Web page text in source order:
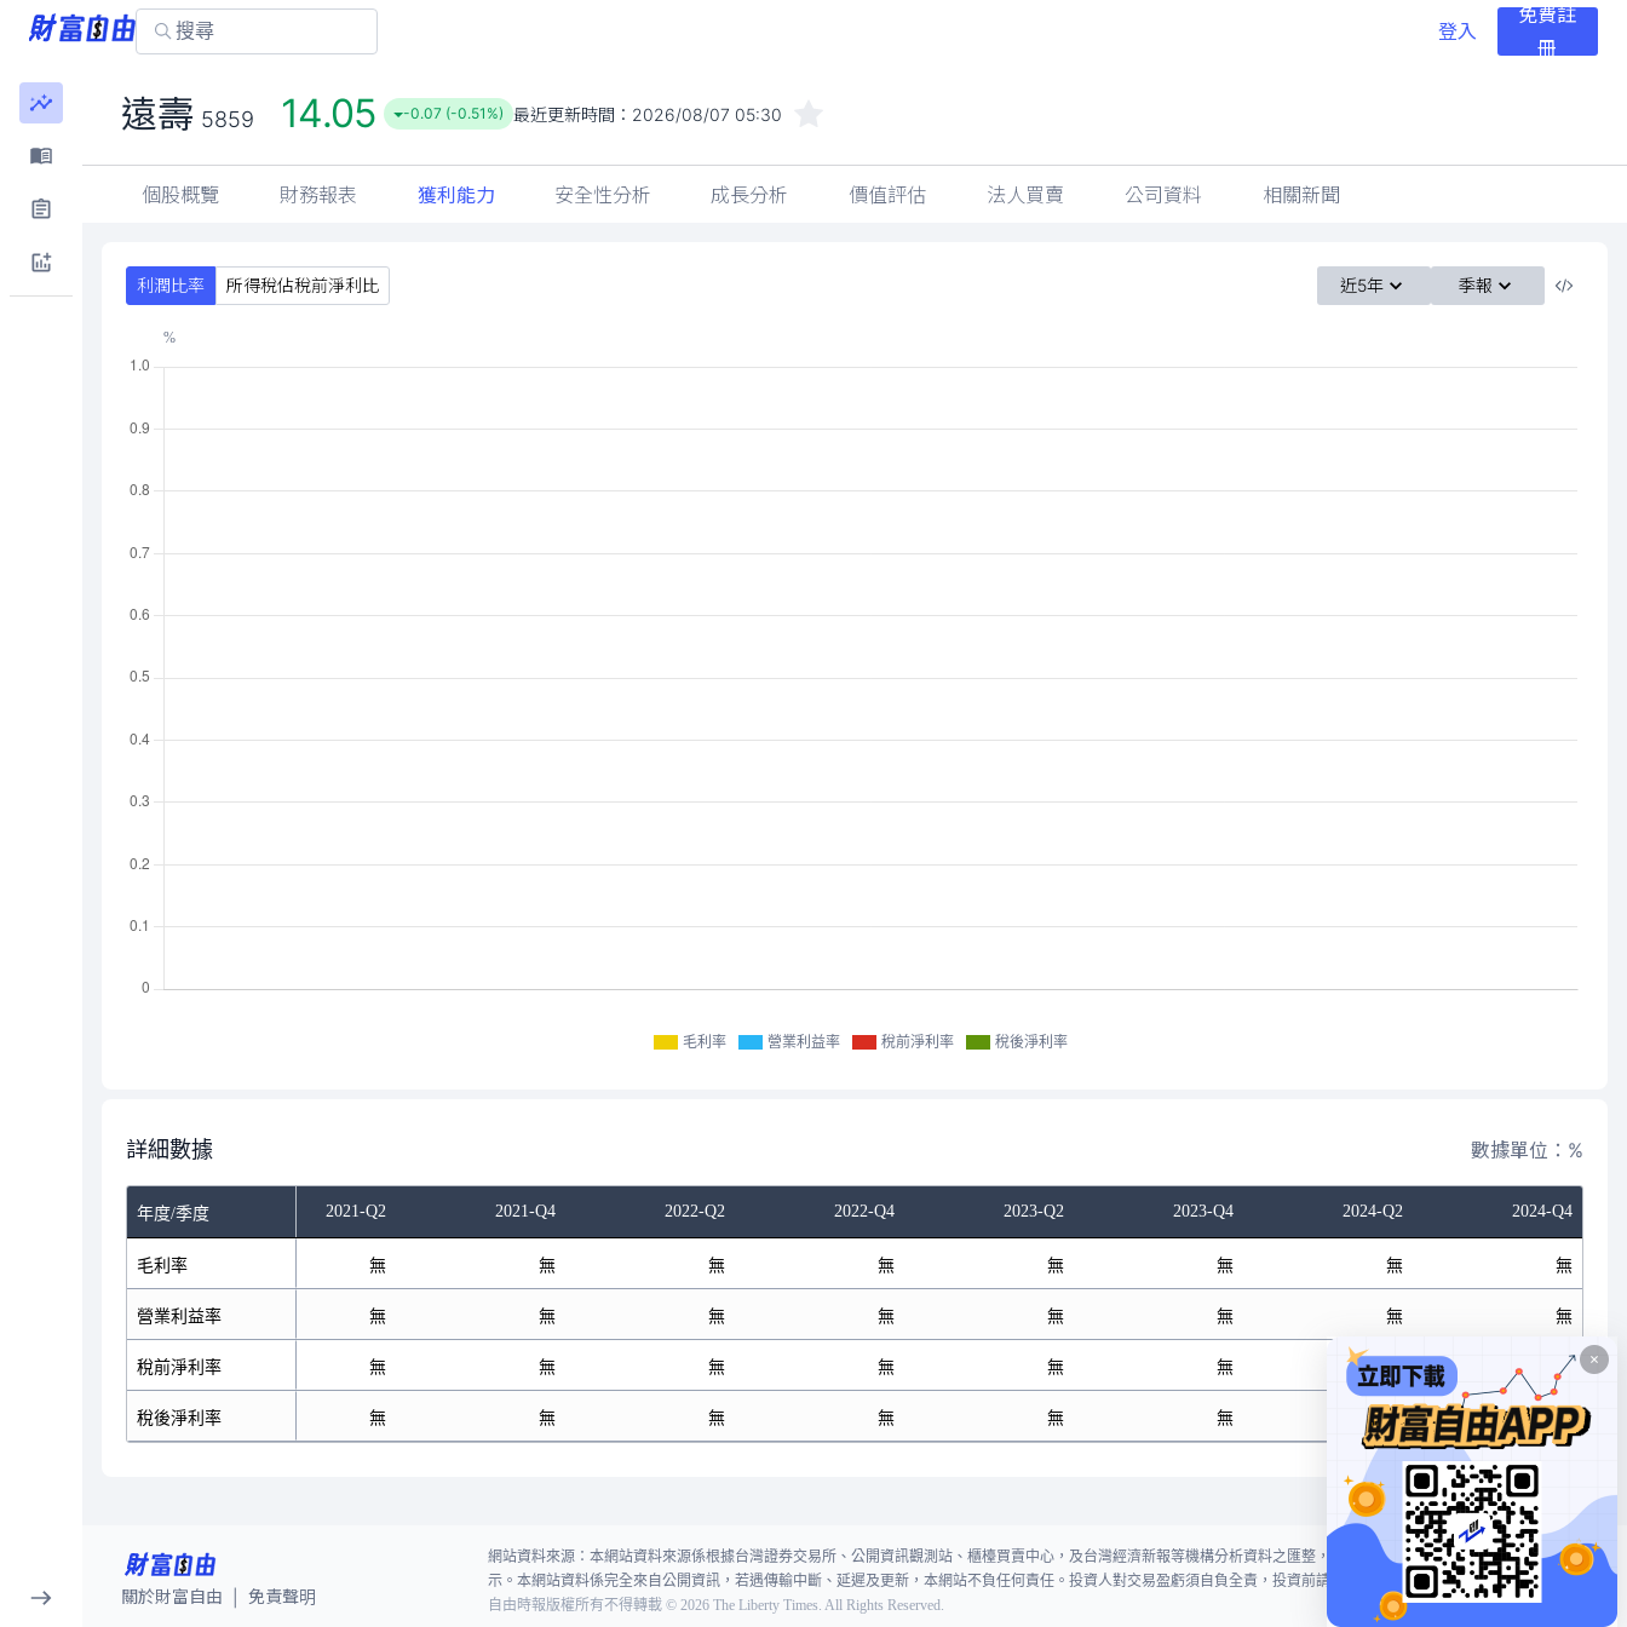
登入
免費註
冊
遠壽 5859 14.05 -0.07 (-0.51%) 最近更新時間： 2026/08/07 05:30
個股概覽 財務報表 獲利能力 安全性分析 成長分析 價值評估 法人買賣 公司資料 相關新聞
利潤比率 所得稅佔稅前淨利比 近5年 季報
毛利率 營業利益率 稅前淨利率 稅後淨利率
詳細數據 數據單位：%
年度/季度 2021-Q2 2021-Q4 2022-Q2 2022-Q4 2023-Q2 2023-Q4 2024-Q2 2024-Q4
毛利率
營業利益率
稅前淨利率
稅後淨利率
無 無 無 無 無 無 無 無
無 無 無 無 無 無 無 無
無 無 無 無 無 無 無 無
無 無 無 無 無 無 無 無
關於財富自由 免責聲明
網站資料來源：本網站資料來源係根據台灣證券交易所、公開資訊觀測站、櫃檯買賣中心，及台灣經濟新報等機構分析資料之匯整，本網站對投資人買賣不作任何建議或暗
示。本網站資料係完全來自公開資訊，若遇傳輸中斷、延遲及更新，本網站不負任何責任。投資人對交易盈虧須自負全責，投資前請謹慎評估風險。
自由時報版權所有不得轉載 © 2026 The Liberty Times. All Rights Reserved.